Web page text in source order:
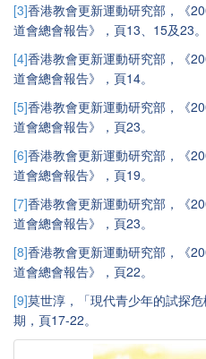
[3]香港教會更新運動研究部，《
道會總會報告》，頁 13、 15及23。
[4]香港教會更新運動研究部，《
道會總會報告》，頁 14。
[5]香港教會更新運動研究部，《
道會總會報告》，頁23。
[6]香港教會更新運動研究部，《
道會總會報告》，頁 19。
[7]香港教會更新運動研究部，《
道會總會報告》，頁23。
[8]香港教會更新運動研究部，《
道會總會報告》，頁22。
[9]莫世淳，「現代青少年的試探危
期，頁 17-22。